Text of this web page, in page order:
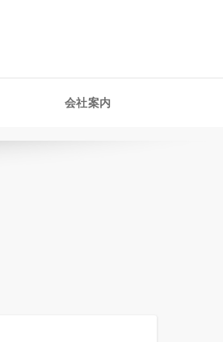
会社案内